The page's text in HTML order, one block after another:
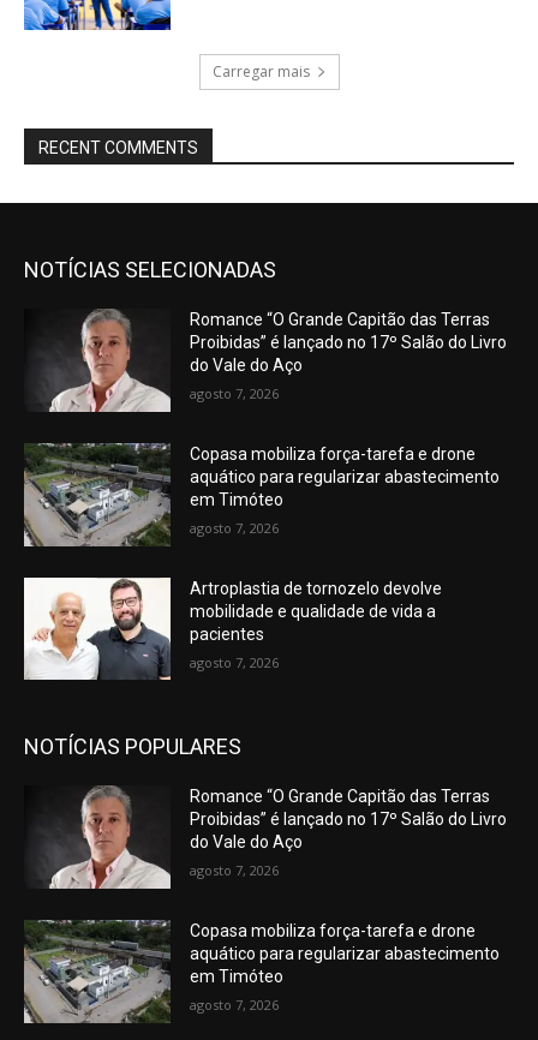
Carregar mais
RECENT COMMENTS
NOTÍCIAS SELECIONADAS
Romance “O Grande Capitão das Terras
Proibidas” é lançado no 17º Salão do Livro
do Vale do Aço
agosto 7, 2026
Copasa mobiliza força-tarefa e drone
aquático para regularizar abastecimento
em Timóteo
agosto 7, 2026
Artroplastia de tornozelo devolve
mobilidade e qualidade de vida a
pacientes
agosto 7, 2026
NOTÍCIAS POPULARES
Romance “O Grande Capitão das Terras
Proibidas” é lançado no 17º Salão do Livro
do Vale do Aço
agosto 7, 2026
Copasa mobiliza força-tarefa e drone
aquático para regularizar abastecimento
em Timóteo
agosto 7, 2026